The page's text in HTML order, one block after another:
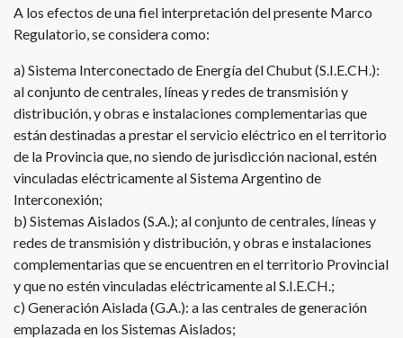
A los efectos de una fiel interpretación del presente Marco
Regulatorio, se considera como:
a) Sistema Interconectado de Energía del Chubut (S.I.E.CH.):
al conjunto de centrales, líneas y redes de transmisión y
distribución, y obras e instalaciones complementarias que
están destinadas a prestar el servicio eléctrico en el territorio
de la Provincia que, no siendo de jurisdicción nacional, estén
vinculadas eléctricamente al Sistema Argentino de
Interconexión;
b) Sistemas Aislados (S.A.); al conjunto de centrales, líneas y
redes de transmisión y distribución, y obras e instalaciones
complementarias que se encuentren en el territorio Provincial
y que no estén vinculadas eléctricamente al S.I.E.CH.;
c) Generación Aislada (G.A.): a las centrales de generación
emplazada en los Sistemas Aislados;